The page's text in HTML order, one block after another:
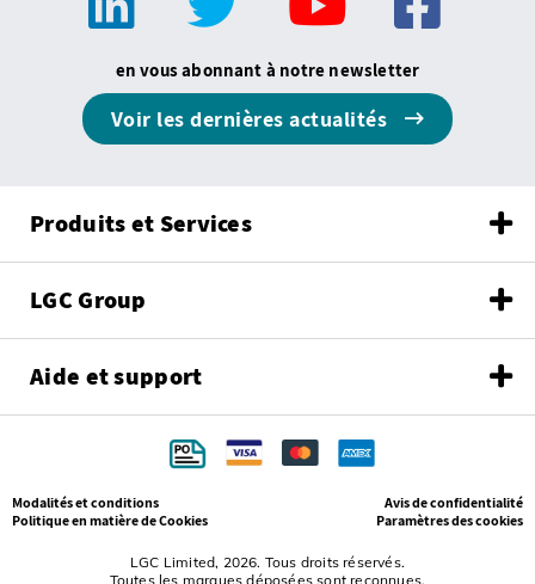
en vous abonnant à notre newsletter
Voir les dernières actualités
Produits et Services
LGC Group
Aide et support
LGC Limited, 2026. Tous droits réservés.
Toutes les marques déposées sont reconnues.
Modalités et conditions
Avis de confidentialité
Politique en matière de Cookies
Paramètres des cookies